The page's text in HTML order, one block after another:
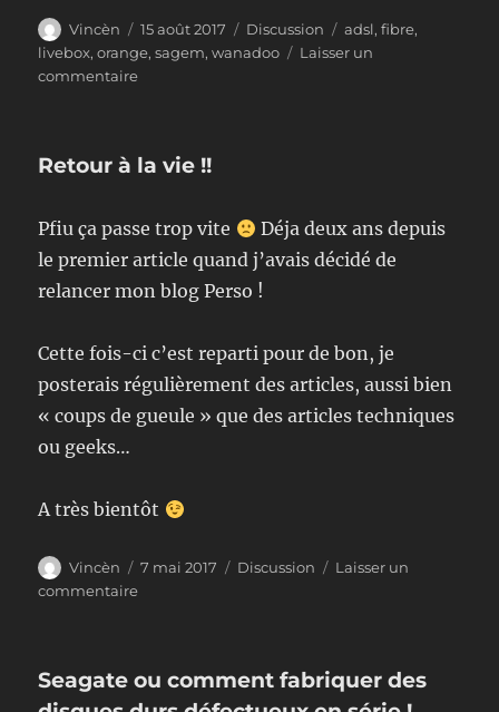
Auteur
Vincèn
Publié
le
15 août 2017 Format
Discussion Étiquettes
adsl,fibre,
livebox,orange,sagem,wanadoo
Laisser un
commentairesur
livebox
Retour à la vie !!
Pfiu ça passe trop vite
Déja deux ans depuis
le premier article quand j’avais décidé de
relancer mon blog Perso !
Cette fois-ci c’est reparti pour de bon, je
posterais régulièrement des articles, aussi bien
« coups de gueule » que des articles techniques
ou geeks…
A très bientôt
Auteur
Vincèn
Publié
7 mai 2017 Format
Discussion
Laisser un
commentairesur
vie
!!
Seagate ou comment fabriquer des